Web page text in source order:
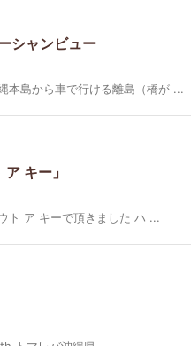
シャンビュー
本島から車で行ける離島（橋が ...
キー」
ト ア キーで頂きました ハ ...